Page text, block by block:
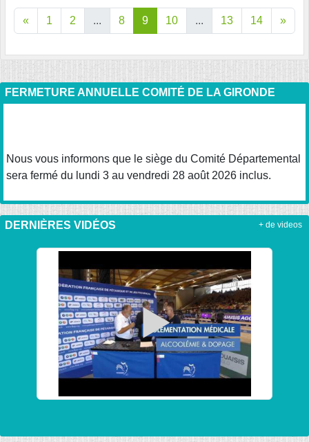
« 1 2 ... 8 9 10 ... 13 14 »
FERMETURE ANNUELLE COMITÉ DE LA GIRONDE
Nous vous informons que le siège du Comité Départemental
sera fermé du lundi 3 au vendredi 28 août 2026 inclus.
DERNIÈRES VIDÉOS + de videos